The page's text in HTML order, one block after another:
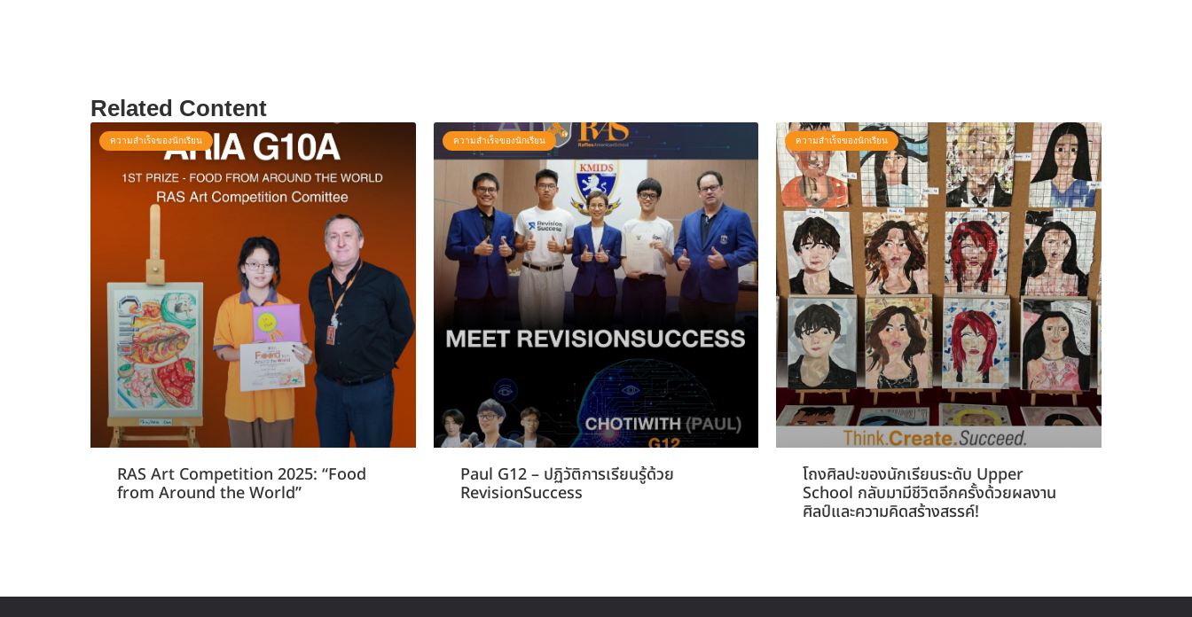
Related Content
ความสำเร็จของนักเรียน
RAS Art Competition 2025: “Food
from Around the World”
ความสำเร็จของนักเรียน
Paul G12 – ปฏิวัติการเรียนรู้ด้วย
RevisionSuccess
ความสำเร็จของนักเรียน
โถงศิลปะของนักเรียนระดับ Upper
School กลับมามีชีวิตอีกครั้งด้วยผลงาน
ศิลป์และความคิดสร้างสรรค์!